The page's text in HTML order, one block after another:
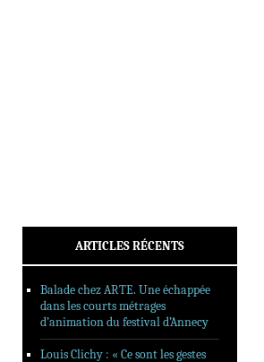
ARTICLES RÉCENTS
Balade chez ARTE. Une échappée
dans les courts métrages
d’animation du festival d’Annecy
Louis Clichy : « Ce sont les gestes